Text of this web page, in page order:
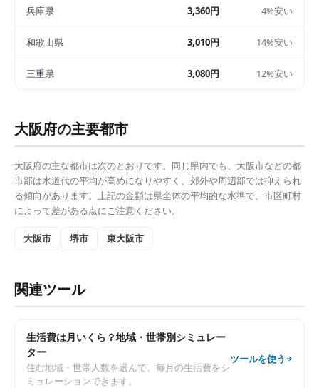
兵庫県 3,360円 4%安い
和歌山県 3,010円 14%安い
三重県 3,080円 12%安い
大阪府の主要都市
大阪府の主な都市は次のとおりです。同じ県内でも、 大阪市などの都
市部は水道代の平均が高めになりやすく、郊外や周辺部では抑えられ
る傾向があります。上記の金額は県全体の平均的な水準で、市区町村
によって差がある点にご注意ください。
大阪市 堺市 東大阪市
関連ツール
生活費は月いくら？地域・世帯別シミュレー
ター
住む地域・世帯人数を選んで、毎月の生活費をシ
ミュレーションできます。
ツールを使う